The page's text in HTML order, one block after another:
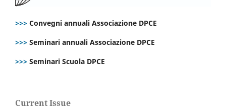
>>> Convegni annuali Associazione DPCE
>>> Seminari annuali Associazione DPCE
>>> Seminari Scuola DPCE
Current Issue